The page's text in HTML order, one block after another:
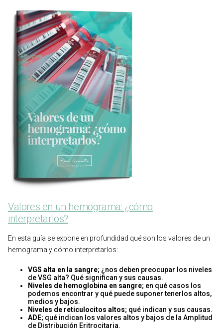
Valores en un hemograma: ¿cómo
interpretarlos?
En esta guía se expone en profundidad qué son los valores de un
hemograma y cómo interpretarlos:
VGS alta en la sangre; ¿nos deben preocupar los niveles
de VSG alta? Qué significan y sus causas.
Niveles de hemoglobina en sangre; en qué casos los
podemos encontrar y qué puede suponer tenerlos altos,
medios y bajos.
Niveles de reticulocitos altos; qué indican y sus causas.
ADE; qué indican los valores altos y bajos de la Amplitud
de Distribución Eritrocitaria.